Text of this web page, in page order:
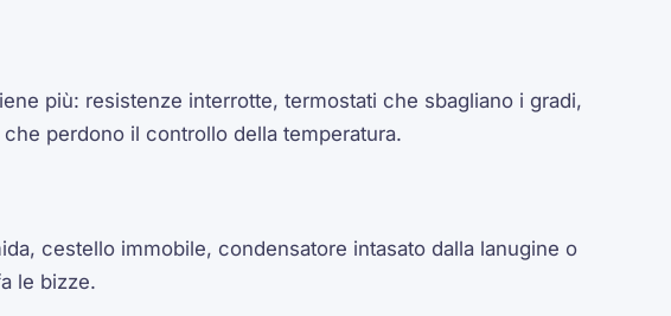
più: resistenze interrotte, termostati che sbagliano i gradi,
perdono il controllo della temperatura.
cestello immobile, condensatore intasato dalla lanugine o
le bizze.